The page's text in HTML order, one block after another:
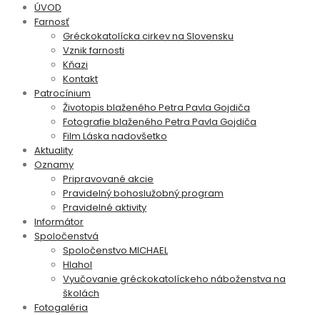
ÚVOD
Farnosť
Gréckokatolícka cirkev na Slovensku
Vznik farnosti
Kňazi
Kontakt
Patrocínium
Životopis blaženého Petra Pavla Gojdiča
Fotografie blaženého Petra Pavla Gojdiča
Film Láska nadovšetko
Aktuality
Oznamy
Pripravované akcie
Pravidelný bohoslužobný program
Pravidelné aktivity
Informátor
Spoločenstvá
Spoločenstvo MICHAEL
Hlahol
Vyučovanie gréckokatolíckeho náboženstva na
školách
Fotogaléria